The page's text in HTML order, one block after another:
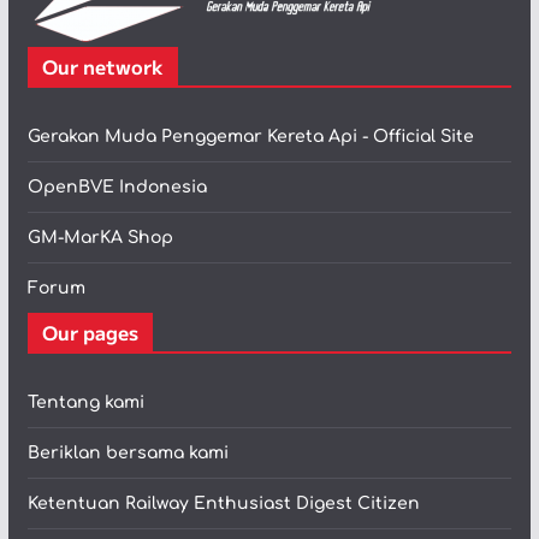
Our network
Gerakan Muda Penggemar Kereta Api - Official Site
OpenBVE Indonesia
GM-MarKA Shop
Forum
Our pages
Tentang kami
Beriklan bersama kami
Ketentuan Railway Enthusiast Digest Citizen